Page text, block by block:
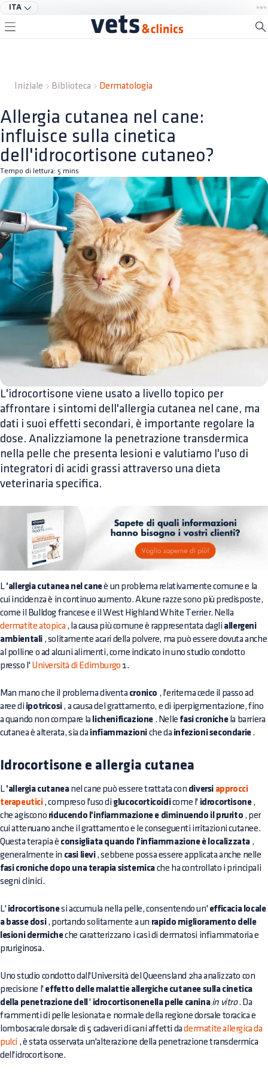
ITA
Iniziale Biblioteca Dermatologia
Allergia cutanea nel cane:
influisce sulla cinetica
dell'idrocortisone cutaneo?
Tempo di lettura: 5 mins
L'idrocortisone viene usato a livello topico per
affrontare i sintomi dell'allergia cutanea nel cane, ma
dati i suoi effetti secondari, è importante regolare la
dose. Analizziamone la penetrazione transdermica
nella pelle che presenta lesioni e valutiamo l'uso di
integratori di acidi grassi attraverso una dieta
veterinaria specifica.
L 'allergia cutanea nel caneè un problema relativamente comune e la
cui incidenza è in continuo aumento. Alcune razze sono più predisposte,
come il Bulldog francese e il West Highland White Terrier. Nella
dermatite atopica , la causa più comune è rappresentata dagli allergeni
ambientali , solitamente acari della polvere, ma può essere dovuta anche
al polline o ad alcuni alimenti, come indicato in uno studio condotto
presso l' Università di Edimburgo 1.
Man mano che il problema diventa cronico , l'eritema cede il passo ad
aree di ipotricosi, a causa del grattamento, e di iperpigmentazione, fino
a quando non compare la lichenificazione . Nelle fasi cronichela barriera
cutanea è alterata, sia da infiammazioni che da infezioni secondarie.
Idrocortisone e allergia cutanea
L 'allergia cutaneanel cane può essere trattata con diversi approcci
terapeutici, compreso l'uso di glucocorticoidicome l' idrocortisone,
che agiscono riducendo l'infiammazione e diminuendo il prurito , per
cui attenuano anche il grattamento e le conseguenti irritazioni cutanee.
Questa terapia è consigliata quando l'infiammazione è localizzata ,
generalmente in casi lievi, sebbene possa essere applicata anche nelle
fasi croniche dopo una terapia sistemica che ha controllato i principali
segni clinici.
L' idrocortisonesi accumula nella pelle, consentendo un' efficacia locale
a basse dosi, portando solitamente a un rapido miglioramento delle
lesioni dermicheche caratterizzano i casi di dermatosi infiammatoria e
pruriginosa.
Uno studio condotto dall'Università del Queensland 2ha analizzato con
precisione l' effetto delle malattie allergiche cutanee sulla cinetica
della penetrazione dell ' idrocortisonenella pelle caninain vitro. Da
frammenti di pelle lesionata e normale della regione dorsale toracica e
lombosacrale dorsale di 5 cadaveri di cani affetti dadermatite allergica da
pulci , è stata osservata un'alterazione della penetrazione transdermica
dell'idrocortisone.